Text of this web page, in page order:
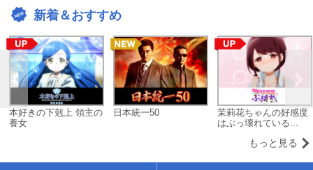
新着＆おすすめ
本好きの下剋上 領主の
養女
日本統一50
茉莉花ちゃんの好感度
はぶっ壊れている...
もっと見る